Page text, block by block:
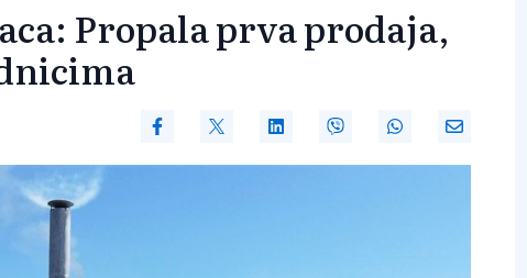
Propala prva prodaja,